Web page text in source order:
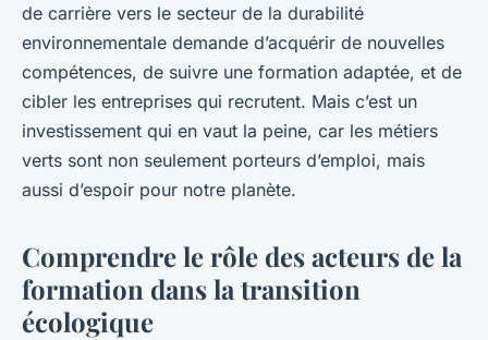
de carrière vers le secteur de la durabilité
environnementale demande d’acquérir de nouvelles
compétences, de suivre une formation adaptée, et de
cibler les entreprises qui recrutent. Mais c’est un
investissement qui en vaut la peine, car les métiers
verts sont non seulement porteurs d’emploi, mais
aussi d’espoir pour notre planète.
Comprendre le rôle des acteurs de la
formation dans la transition
écologique